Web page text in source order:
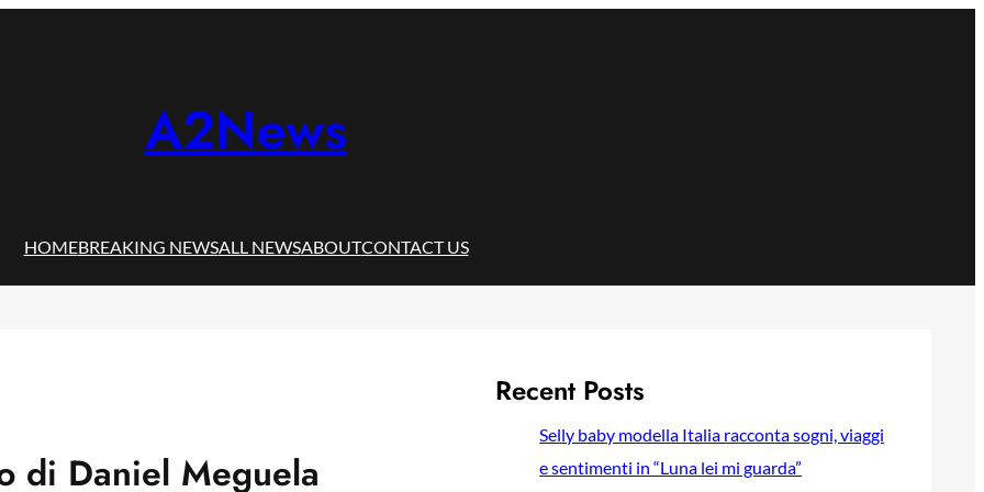
A2News
HOMEBREAKING NEWSALL NEWSABOUTCONTACT US
di Daniel Meguela
Recent Posts
Selly baby modella Italia racconta sogni, viaggi
e sentimenti in “Luna lei mi guarda”